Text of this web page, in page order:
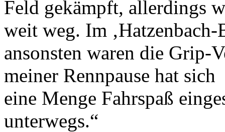
Feld gekämpft, allerdings
weit weg. Im
ansonsten waren die Grip-
meiner Rennpause hat
eine Menge Fahrspaß
unterwegs.“